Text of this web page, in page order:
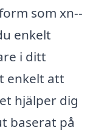
som xn--
enkelt
i ditt
enkelt att
hjälper dig
baserat på